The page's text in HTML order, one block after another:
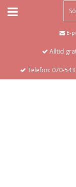
E-
Alltid
Telefon: 070-